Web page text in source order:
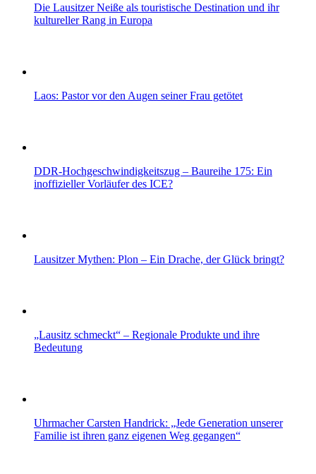
Die Lausitzer Neiße als touristische Destination und ihr
kultureller Rang in Europa
Laos: Pastor vor den Augen seiner Frau getötet
DDR-Hochgeschwindigkeitszug – Baureihe 175: Ein
inoffizieller Vorläufer des ICE?
Lausitzer Mythen: Plon – Ein Drache, der Glück bringt?
„Lausitz schmeckt“ – Regionale Produkte und ihre
Bedeutung
Uhrmacher Carsten Handrick: „Jede Generation unserer
Familie ist ihren ganz eigenen Weg gegangen“